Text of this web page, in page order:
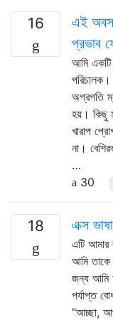
16
এই
প্রভাব
আমি একটি
অগ্রগতি
হয়। কিছু
খারাপ
না।
…
30
18 এক্স
এটি আমার
আমি তাকে
জন্য আমি
পর্যাপ্ত
"আচ্ছা,